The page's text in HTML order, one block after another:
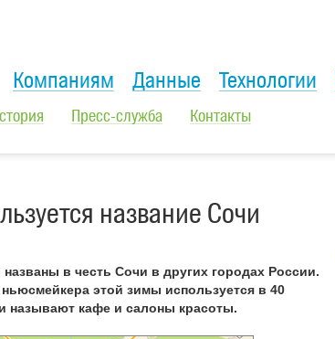
Компаниям Данные Технологии
Пресс-служба Контакты
название Сочи
в честь Сочи в других городах России.
этой зимы используется в 40
называют кафе и салоны красоты.